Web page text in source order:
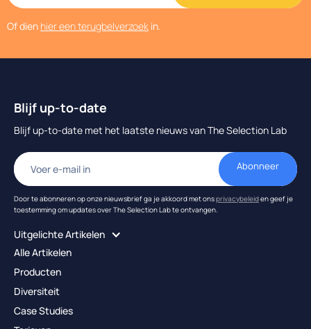
Of dien hier een terugbelverzoek in.
Blijf up-to-date
Blijf up-to-date met het laatste nieuws van The Selection Lab
Door te abonneren op onze nieuwsbrief ga je akkoord met onsprivacybeleiden geef je
toestemming om updates over The Selection Lab te ontvangen.
Uitgelichte Artikelen
Alle Artikelen
Producten
Diversiteit
Case Studies